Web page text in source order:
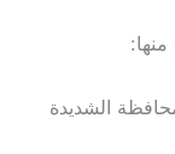
الشديدة